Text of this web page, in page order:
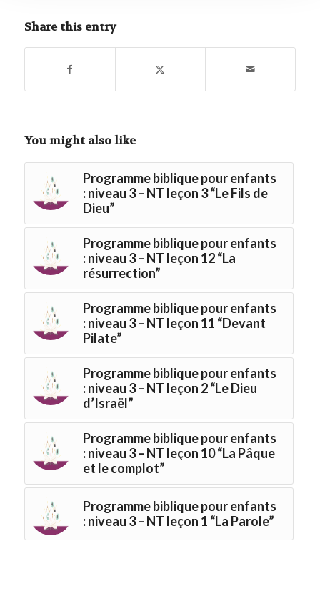
Share this entry
You might also like
Programme biblique pour enfants
: niveau 3 – NT leçon 3 “Le Fils de
Dieu”
Programme biblique pour enfants
: niveau 3 – NT leçon 12 “La
résurrection”
Programme biblique pour enfants
: niveau 3 – NT leçon 11 “Devant
Pilate”
Programme biblique pour enfants
: niveau 3 – NT leçon 2 “Le Dieu
d’Israël”
Programme biblique pour enfants
: niveau 3 – NT leçon 10 “La Pâque
et le complot”
Programme biblique pour enfants
: niveau 3 – NT leçon 1 “La Parole”